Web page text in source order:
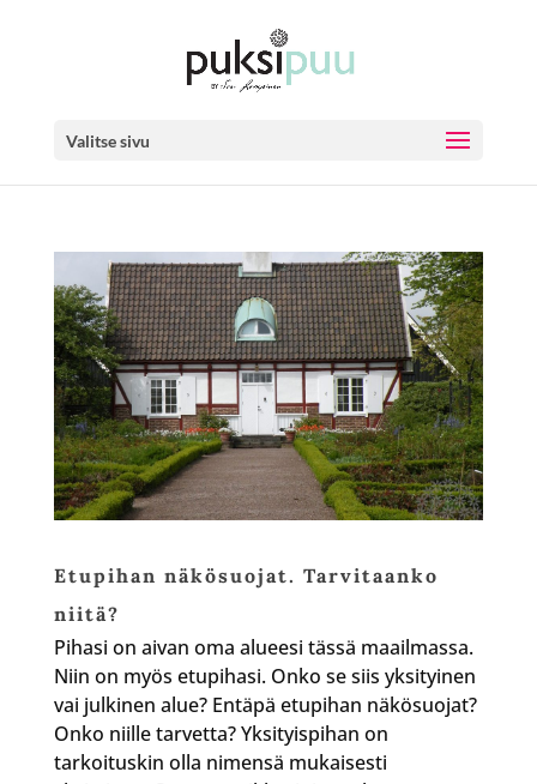
Valitse sivu
Etupihan näkösuojat. Tarvitaanko
niitä?
Pihasi on aivan oma alueesi tässä maailmassa.
Niin on myös etupihasi. Onko se siis yksityinen
vai julkinen alue? Entäpä etupihan näkösuojat?
Onko niille tarvetta? Yksityispihan on
tarkoituskin olla nimensä mukaisesti